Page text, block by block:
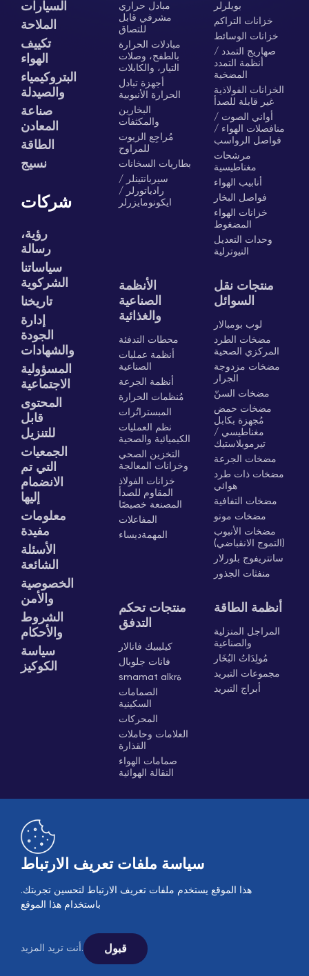
السيارات
الملاحة
تكييف
الهواء
البتروكيمياء
والصيدلة
صناعة
المعادن
الطاقة
نسيج
شركات
رؤية،
رسالة
سياساتنا
الشركوية
تاريخنا
إدارة
الجودة
والشهادات
المسؤولية
الاجتماعية
المحتوى
قابل
للتنزيل
الجمعيات
التي تم
الانضمام
إليها
معلومات
مفيدة
الأسئلة
الشائعة
الخصوصية
والأمن
الشروط
والأحكام
سياسة
الكوكيز
مبادل حراري
مشرفي قابل
للتصاق
مبادلات الحرارة
بالطفح، وصلات
التيار، والكابلات
أجهزة تبادل
الحرارة الأنبوبية
البخارين
والمكثفات
مُراجِع الزيوت
للمراوح
بطاريات السخانات
سيربانتينلر /
رادياتورلر /
ايكونومايزرلر
بويلرلر
خزانات التراكم
خزانات الوسائط
صهاريج التمدد /
أنظمة التمدد
المضخية
الخزانات الفولاذية
غير قابلة للصدأ
أواني الصوت /
منافصلات الهواء /
فواصل الرواسب
مرشحات
مغناطيسية
أنابيب الهواء
فواصل البخار
خزانات الهواء
المضغوط
وحدات التعديل
النيوترلية
الأنظمة
الصناعية
والغذائية
محطات التدفئة
أنظمة عمليات
الصناعية
أنظمة الجرعة
مُنظمات الحرارة
المبستراتُرات
نظم العمليات
الكيميائية والصحية
التخزين الصحي
وخزانات المعالجة
خزانات الفولاذ
المقاوم للصدأ
المصنعة خصيصًا
المفاعلات
المهمةديساء
منتجات نقل
السوائل
لوب بومبالار
مضخات الطرد
المركزي الصحية
مضخات مزدوجة
الجرار
مضخات السنّ
مضخات حمض
مُجهزة بكابل
مغناطيسي /
تيرموبلاستيك
مضخات الجرعة
مضخات ذات طرد
هوائي
مضخات التفافية
مضخات مونو
مضخات الأنبوب
(التموج الانقباضي)
سانتريفوج بلورلار
منفثات الجذور
منتجات تحكم
التدفق
كيليبيك فانالار
فانات جلوبال
smamat alkrة
الصمامات
السكينية
المحركات
العلامات وحاملات
القذارة
صمامات الهواء
النقالة الهوائية
أنظمة الطاقة
المراجل المنزلية
والصناعية
مُولِدَاتُ البُخَار
مجموعات التبريد
أبراج التبريد
سياسة ملفات تعريف الارتباط
هذا الموقع يستخدم ملفات تعريف الارتباط لتحسين تجربتك.
باستخدام هذا الموقع
أنت تريد المزيد. قبول